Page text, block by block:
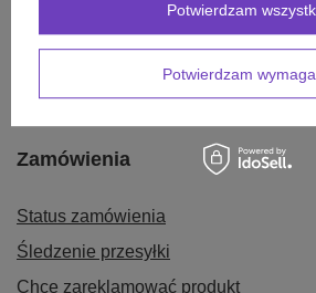
Zamówienia
Status zamówienia
Śledzenie przesyłki
Chcę zareklamować produkt
Potwierdzam
Potwierdzam